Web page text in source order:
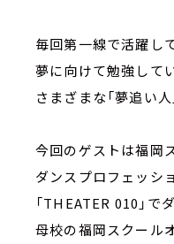
毎回第一線で活躍し
夢に向けて勉強して
さまざまな「夢追い
今回のゲストは福岡
ダンスプロフェッシ
「THEATER 010」
母校の福岡スクール